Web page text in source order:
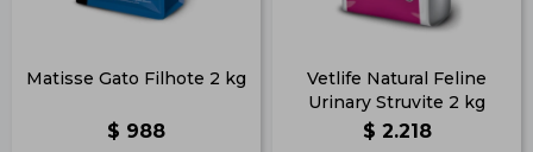
Matisse Gato Filhote 2 kg
$ 988
Vetlife Natural Feline
Urinary Struvite 2 kg
$ 2.218